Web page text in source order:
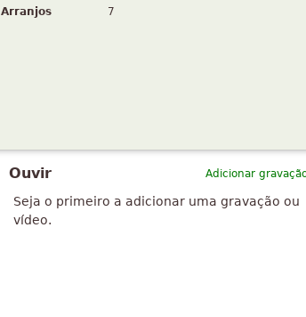
Arranjos
7
Adicionar
Ouvir
Seja o primeiro a adicionar uma gravação ou
vídeo.